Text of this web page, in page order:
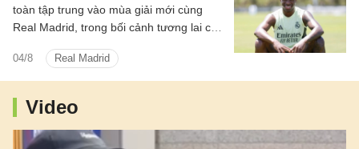
04/8 Real Madrid
toàn tập trung vào mùa giải mới cùng
Real Madrid, trong bối cảnh tương lai của
Video